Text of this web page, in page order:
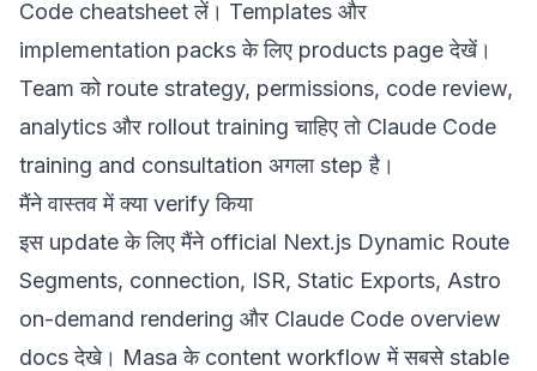
Code cheatsheetलें। Templates और
implementation packs के लिए products pageदेखें।
Team को route strategy, permissions, code review,
analytics और rollout training चाहिए तो Claude Code
training and consultation अगला step है।
मैंने वास्तव में क्या verify किया
इस update के लिए मैंने official Next.js Dynamic Route
Segments, connection, ISR, Static Exports, Astro
on-demand rendering और Claude Code overview
docs देखे। Masa के content workflow में सबसे stable